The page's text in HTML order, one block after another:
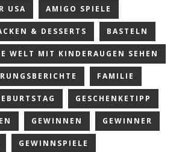
USA AMIGO SPIELE
& DESSERTS BASTELN
WELT MIT KINDERAUGEN SEHEN
FAMILIE
GESCHENKETIPP
GEWINNEN GEWINNER
GEWINNSPIELE